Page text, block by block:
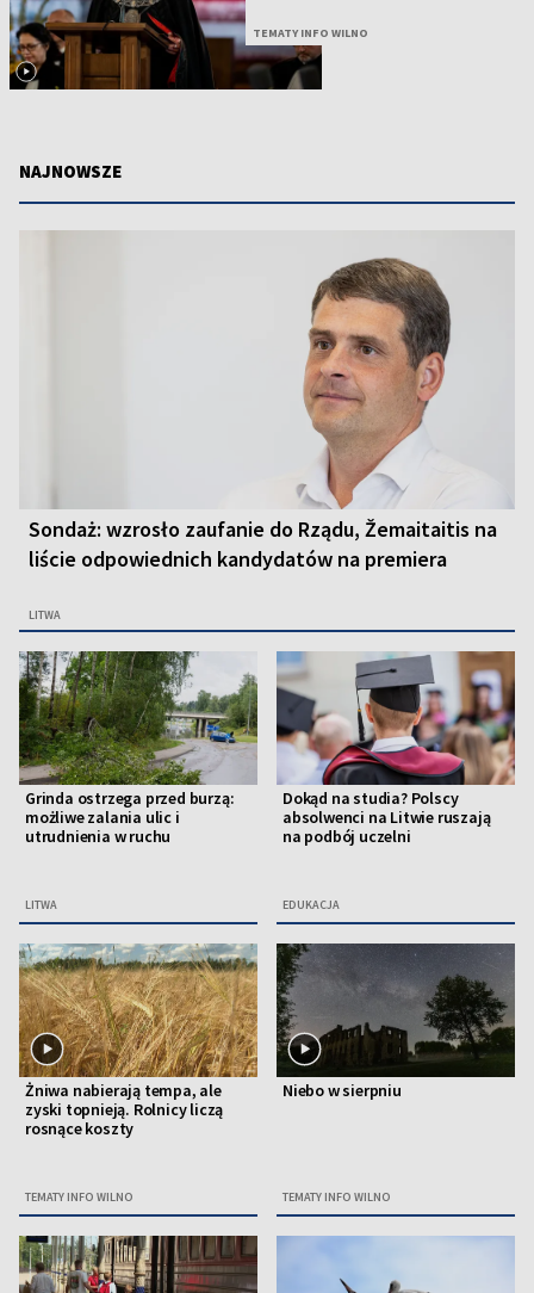
TEMATY INFO WILNO
NAJNOWSZE
Sondaż: wzrosło zaufanie do Rządu, Žemaitaitis na
liście odpowiednich kandydatów na premiera
LITWA
Grinda ostrzega przed burzą:
możliwe zalania ulic i
utrudnienia w ruchu
LITWA
Dokąd na studia? Polscy
absolwenci na Litwie ruszają
na podbój uczelni
EDUKACJA
Żniwa nabierają tempa, ale
zyski topnieją. Rolnicy liczą
rosnące koszty
TEMATY INFO WILNO
Niebo w sierpniu
TEMATY INFO WILNO